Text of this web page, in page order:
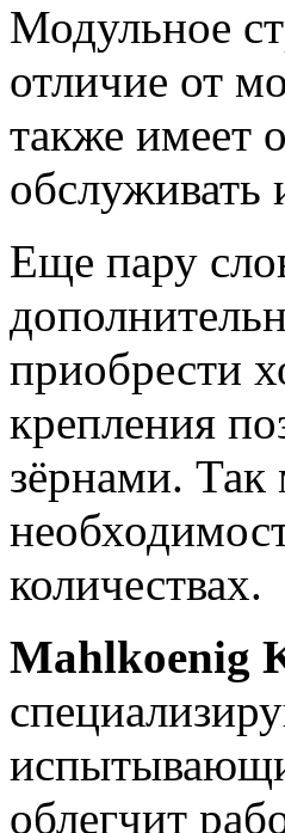
Модульное
отличие от
также имеет
обслуживать
Еще пару
приобрести
крепления
зёрнами. Так
количествах.
Mahlkoenig
облегчит